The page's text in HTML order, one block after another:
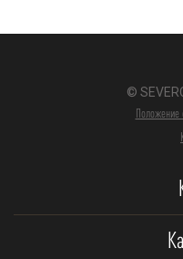
©
Положение